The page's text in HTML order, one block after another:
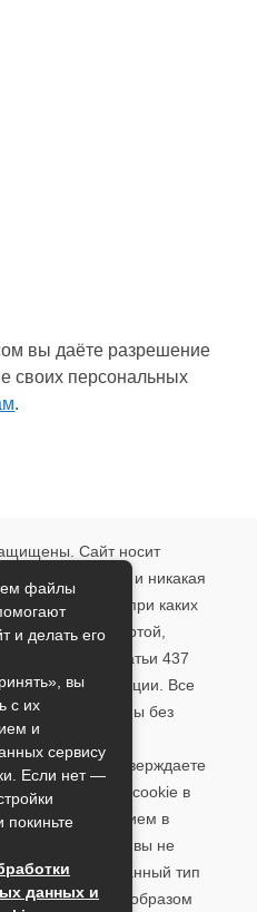
вы даёте разрешение
своих персональных
.
Сайт носит
характер и никакая
на нём, ни при каких
публичной офертой,
пункта 2 статьи 437
Федерации. Все
быть изменены без
уведомления.
сайта, вы подтверждаете
файлов cookie в
уведомлением в
файлов. Если вы не
данный тип
образом
файлы
и делать его
вы
с их
и
сервису
Если нет —
покиньте
данных и